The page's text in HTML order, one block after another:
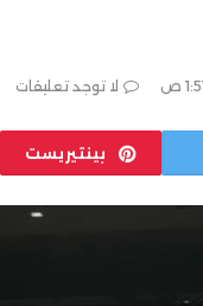
لا توجد تعليقات
بينتيريست